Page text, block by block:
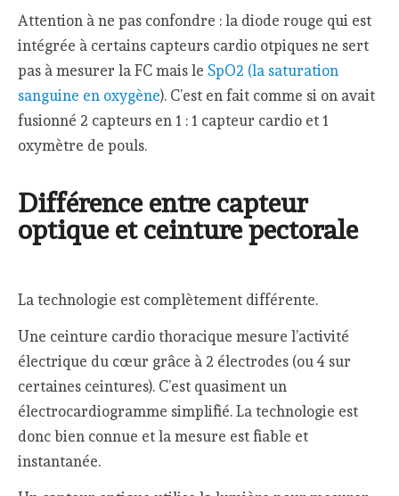
Attention à ne pas confondre : la diode rouge qui est
intégrée à certains capteurs cardio otpiques ne sert
pas à mesurer la FC mais le SpO2 (la saturation
sanguine en oxygène). C’est en fait comme si on avait
fusionné 2 capteurs en 1 : 1 capteur cardio et 1
oxymètre de pouls.
Différence entre capteur
optique et ceinture pectorale
La technologie est complètement différente.
Une ceinture cardio thoracique mesure l’activité
électrique du cœur grâce à 2 électrodes (ou 4 sur
certaines ceintures). C’est quasiment un
électrocardiogramme simplifié. La technologie est
donc bien connue et la mesure est fiable et
instantanée.